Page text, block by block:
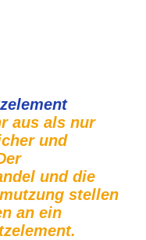
aus als nur
und
und die
stellen
an ein